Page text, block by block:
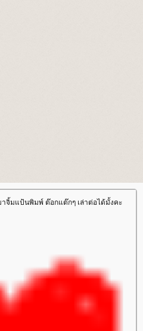
จิ้มแป้นพิมพ์ ต๊อกแต๊กๆ เล่าต่อได้มั้งคะ